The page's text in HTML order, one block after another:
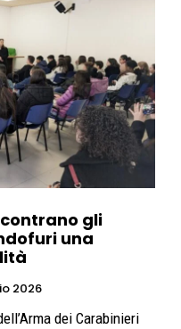
gli
una
2026
dei Carabinieri